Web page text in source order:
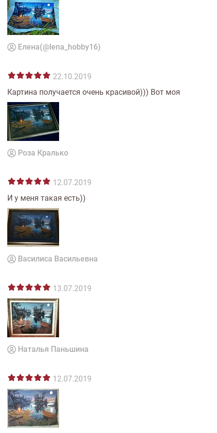
Елена(@lena_hobby16)
22.10.2019
Картина получается очень красивой))) Вот моя
Роза Кралько
12.07.2019
И у меня такая есть))
Василиса Васильевна
13.07.2019
Наталья Паньшина
12.07.2019